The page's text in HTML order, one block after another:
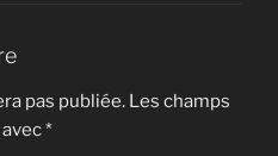
pas publiée. Les champs
*